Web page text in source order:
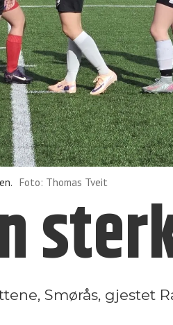
Foto: Thomas Tveit
Smørås, gjestet